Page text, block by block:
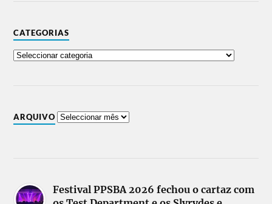
CATEGORIAS
ARQUIVO
Festival PPSBA 2026 fechou o cartaz com